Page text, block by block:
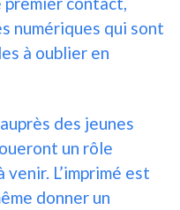
numériques qui sont
à oublier en
des jeunes
un rôle
L’imprimé est
donner un